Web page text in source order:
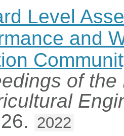
Level
and
of
2022